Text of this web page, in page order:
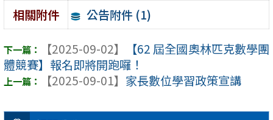
相關附件 公告附件 (1)
【2025-09-02】
【62 屆全國奧林匹克數學團
體競賽】報名即將開跑囉！
【2025-09-01】 家長數位學習政策宣講